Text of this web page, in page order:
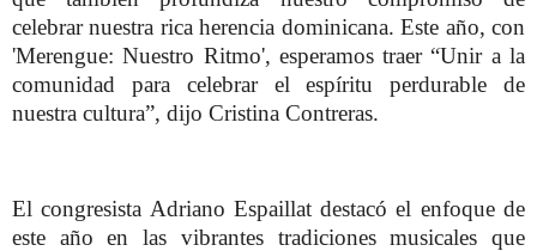
celebrar nuestra rica herencia dominicana. Este año, con
'Merengue: Nuestro Ritmo', esperamos traer “Unir a la
comunidad para celebrar el espíritu perdurable de
nuestra cultura”, dijo Cristina Contreras.
El congresista Adriano Espaillat destacó el enfoque de
este año en las vibrantes tradiciones musicales que